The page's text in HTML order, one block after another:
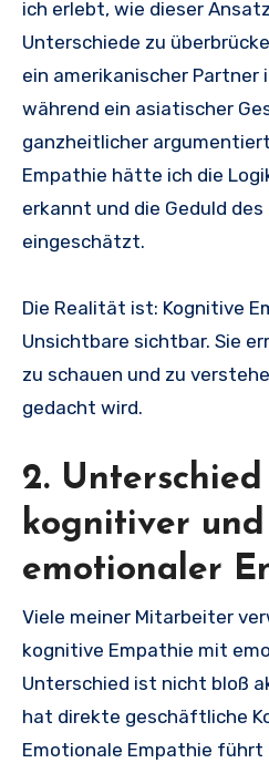
ich erlebt, wie dieser
Unterschiede zu
ein amerikanischer Partner
während ein asiatischer
ganzheitlicher
Empathie hätte ich die
erkannt und die Geduld
eingeschätzt.
Die Realität ist: Kognitive
Unsichtbare sichtbar. Sie
zu schauen und zu
gedacht wird.
2. Unterschied
kognitiver und
emotionaler
Viele meiner Mitarbeiter
kognitive Empathie mit
Unterschied ist nicht bloß
hat direkte geschäftliche
Emotionale Empathie